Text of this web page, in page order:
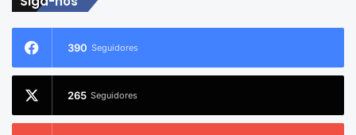
390 Seguidores
265 Seguidores